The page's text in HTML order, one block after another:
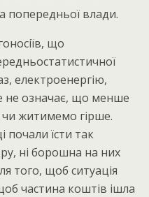
попередньої влади.
що
електроенергію,
не означає, що менше
житимемо гірше.
їсти так
ні борошна на них
того, щоб ситуація
частина коштів ішла